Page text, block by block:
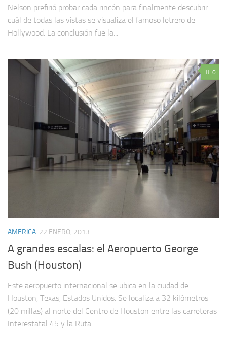
Nelson prefirió probar cada rincón para finalmente descubrir
cuál de todas las vistas se visualiza el famoso letrero de
Hollywood. La conclusión fue la...
0
AMERICA 22 ENERO, 2013
A grandes escalas: el Aeropuerto George
Bush (Houston)
Este aeropuerto internacional se ubica en la ciudad de
Houston, Texas, Estados Unidos. Se localiza a 32 kilómetros
(20 millas) al norte del Centro de Houston entre las carreteras
Interestatal 45 y la Ruta...